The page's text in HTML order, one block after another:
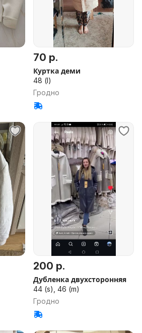
70 р.
Куртка деми
48 (l)
Гродно
200 р.
Дубленка двухсторонняя
44 (s), 46 (m)
Гродно